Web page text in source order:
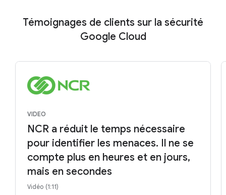
Témoignages de clients sur la sécurité
Google Cloud
VIDEO
NCR a réduit le temps nécessaire
pour identifier les menaces. Il ne se
compte plus en heures et en jours,
mais en secondes
Vidéo (1:11)